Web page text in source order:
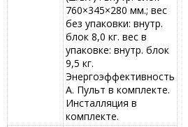
760×345×280 мм.; вес
без упаковки: внутр.
блок 8,0 кг. вес в
упаковке: внутр. блок
9,5 кг.
Энергоэффективность
А. Пульт в комплекте.
Инсталляция в
комплекте.